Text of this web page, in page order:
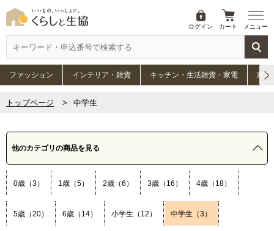
ログイン カート メニュー
ファッション インテリア・雑貨 キッチン・生活雑貨・家電 家具
トップページ 中学生
他のカテゴリの商品を見る
0歳（3） 1歳（5） 2歳（6） 3歳（16） 4歳（18）
5歳（20） 6歳（14） 小学生（12） 中学生（3）